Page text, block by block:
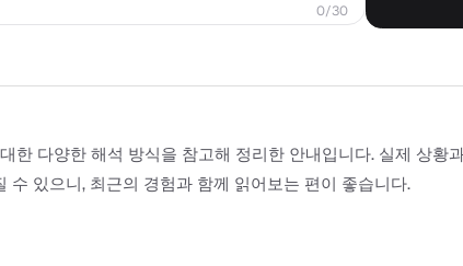
0/30
한 다양한 해석 방식을 참고해 정리한 안내입니다. 실제 상황
수 있으니, 최근의 경험과 함께 읽어보는 편이 좋습니다.